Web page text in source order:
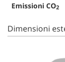
Emissioni CO2
Dimensioni